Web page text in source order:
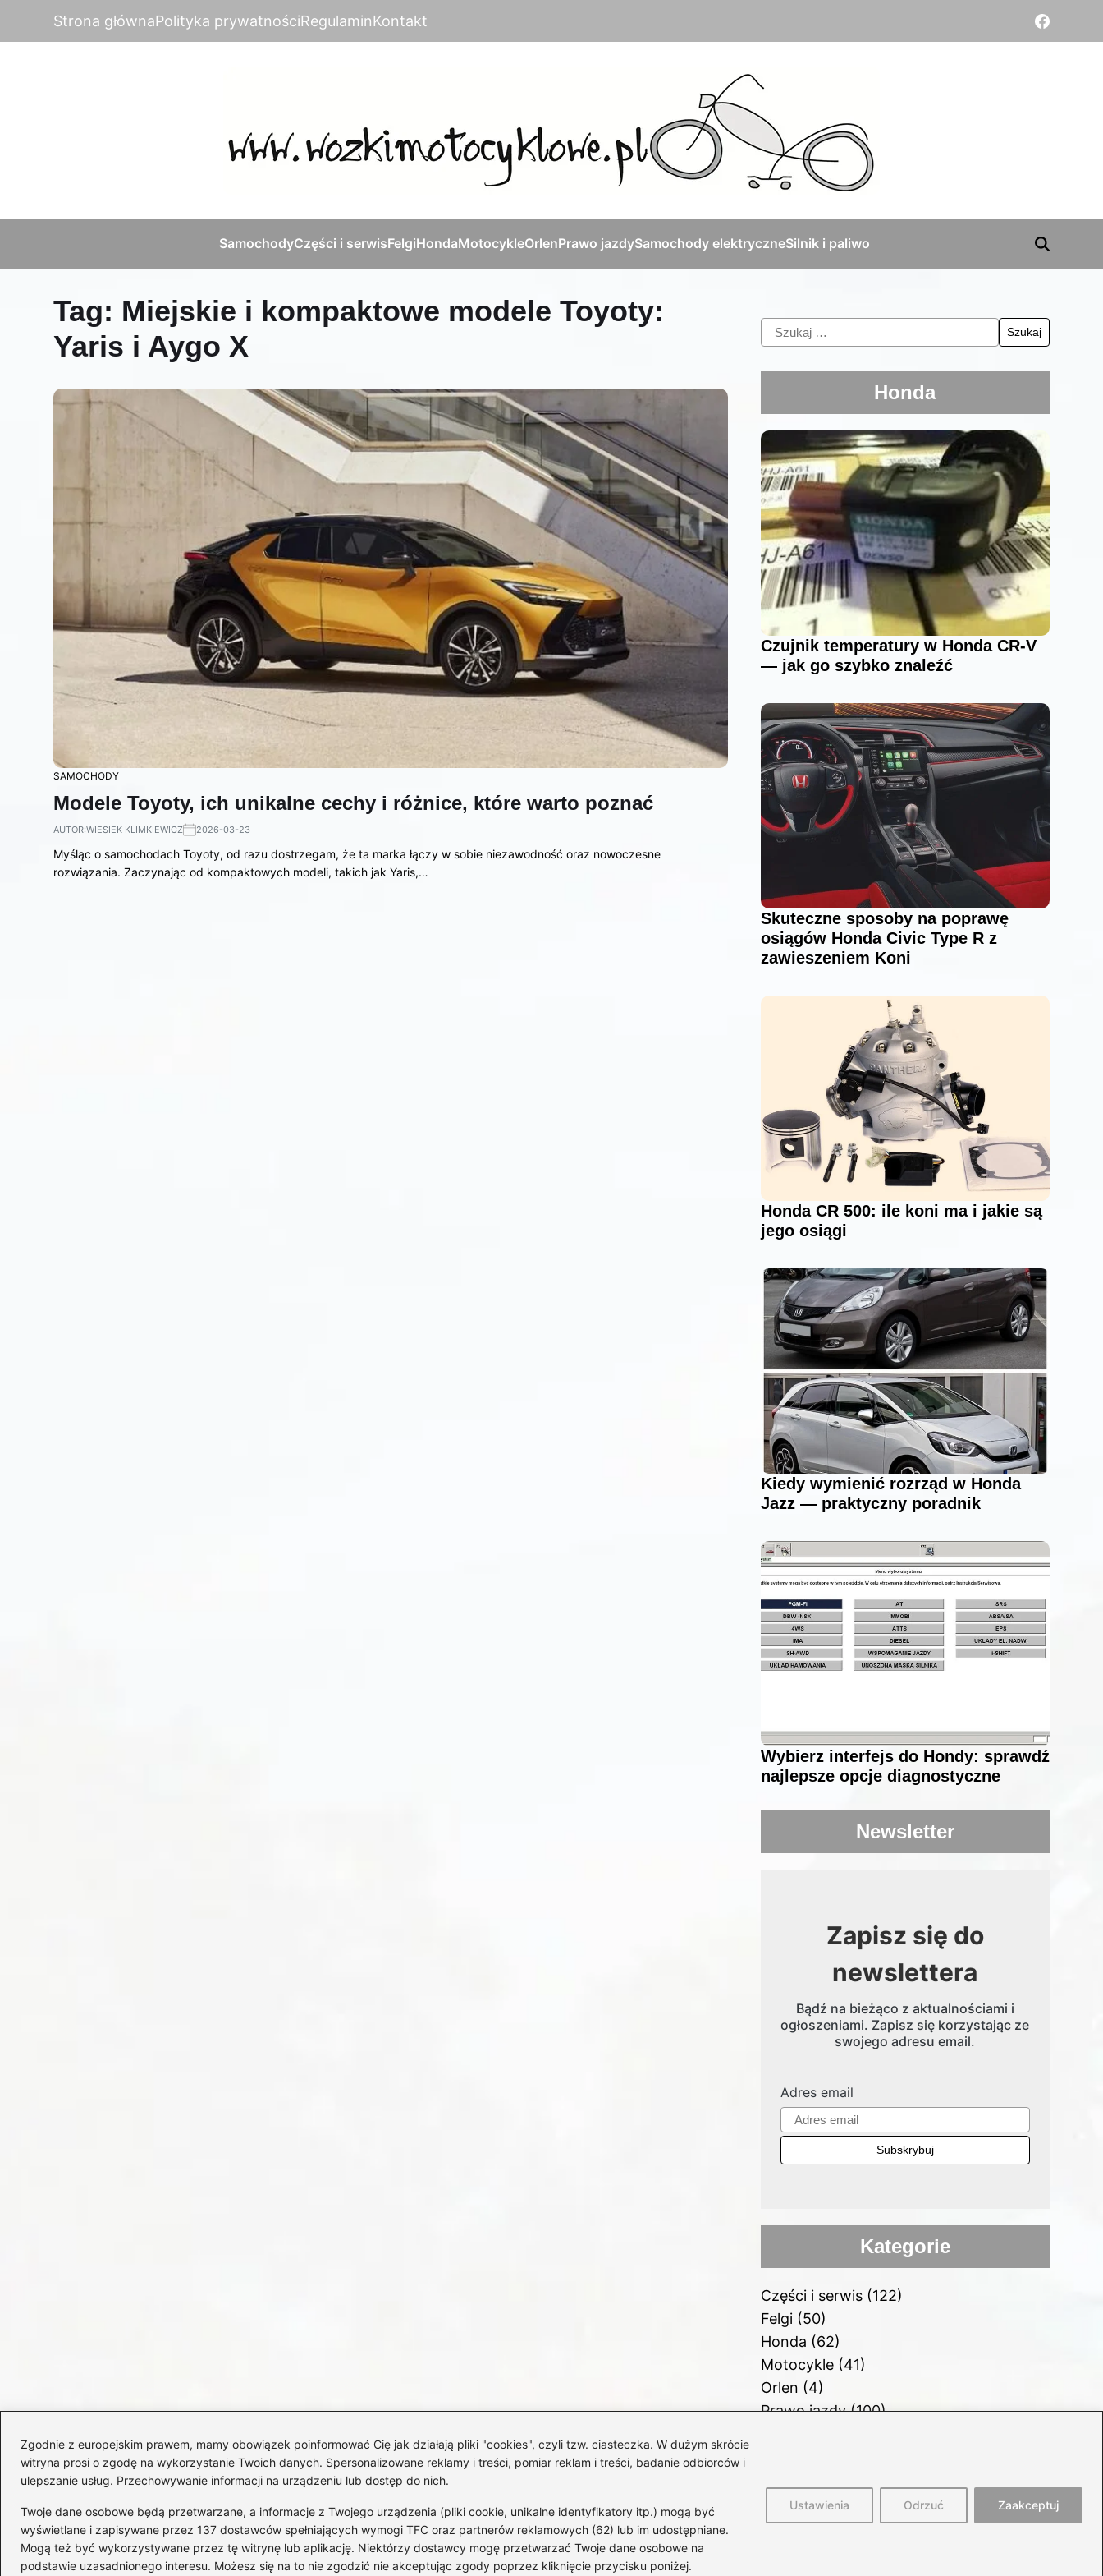
Zgodnie z europejskim prawem, mamy obowiązek poinformować Cię jak działają pliki "cookies", czyli tzw. ciasteczka. W dużym skrócie
witryna prosi o zgodę na wykorzystanie Twoich danych. Spersonalizowane reklamy i treści, pomiar reklam i treści, badanie odbiorców i
ulepszanie usług. Przechowywanie informacji na urządzeniu lub dostęp do nich.
Twoje dane osobowe będą przetwarzane, a informacje z Twojego urządzenia (pliki cookie, unikalne identyfikatory itp.) mogą być
wyświetlane i zapisywane przez 137 dostawców spełniających wymogi TFC oraz partnerów reklamowych (62) lub im udostępniane.
Mogą też być wykorzystywane przez tę witrynę lub aplikację. Niektórzy dostawcy mogę przetwarzać Twoje dane osobowe na
podstawie uzasadnionego interesu. Możesz się na to nie zgodzić nie akceptując zgody poprzez kliknięcie przycisku poniżej.
Ustawienia Odrzuć Zaakceptuj
Strona głównaPolityka prywatnościRegulaminKontakt
SamochodyCzęści i serwisFelgiHondaMotocykleOrlenPrawo jazdySamochody elektryczneSilnik i paliwo
Tag: Miejskie i kompaktowe modele Toyoty:
Yaris i Aygo X
SAMOCHODY
Modele Toyoty, ich unikalne cechy i różnice, które warto poznać
AUTOR:WIESIEK KLIMKIEWICZ 2026-03-23
Myśląc o samochodach Toyoty, od razu dostrzegam, że ta marka łączy w sobie niezawodność oraz nowoczesne
rozwiązania. Zaczynając od kompaktowych modeli, takich jak Yaris,…
Honda
Czujnik temperatury w Honda CR-V
— jak go szybko znaleźć
Skuteczne sposoby na poprawę
osiągów Honda Civic Type R z
zawieszeniem Koni
Honda CR 500: ile koni ma i jakie są
jego osiągi
Kiedy wymienić rozrząd w Honda
Jazz — praktyczny poradnik
Wybierz interfejs do Hondy: sprawdź
najlepsze opcje diagnostyczne
Newsletter
Zapisz się do
newslettera
Bądź na bieżąco z aktualnościami i
ogłoszeniami. Zapisz się korzystając ze
swojego adresu email.
Adres email
Kategorie
Części i serwis(122)
Felgi(50)
Honda (62)
Motocykle(41)
Orlen (4)
Prawo jazdy(100)
Copyright © 2026 WózkiMotocyklowe.pl